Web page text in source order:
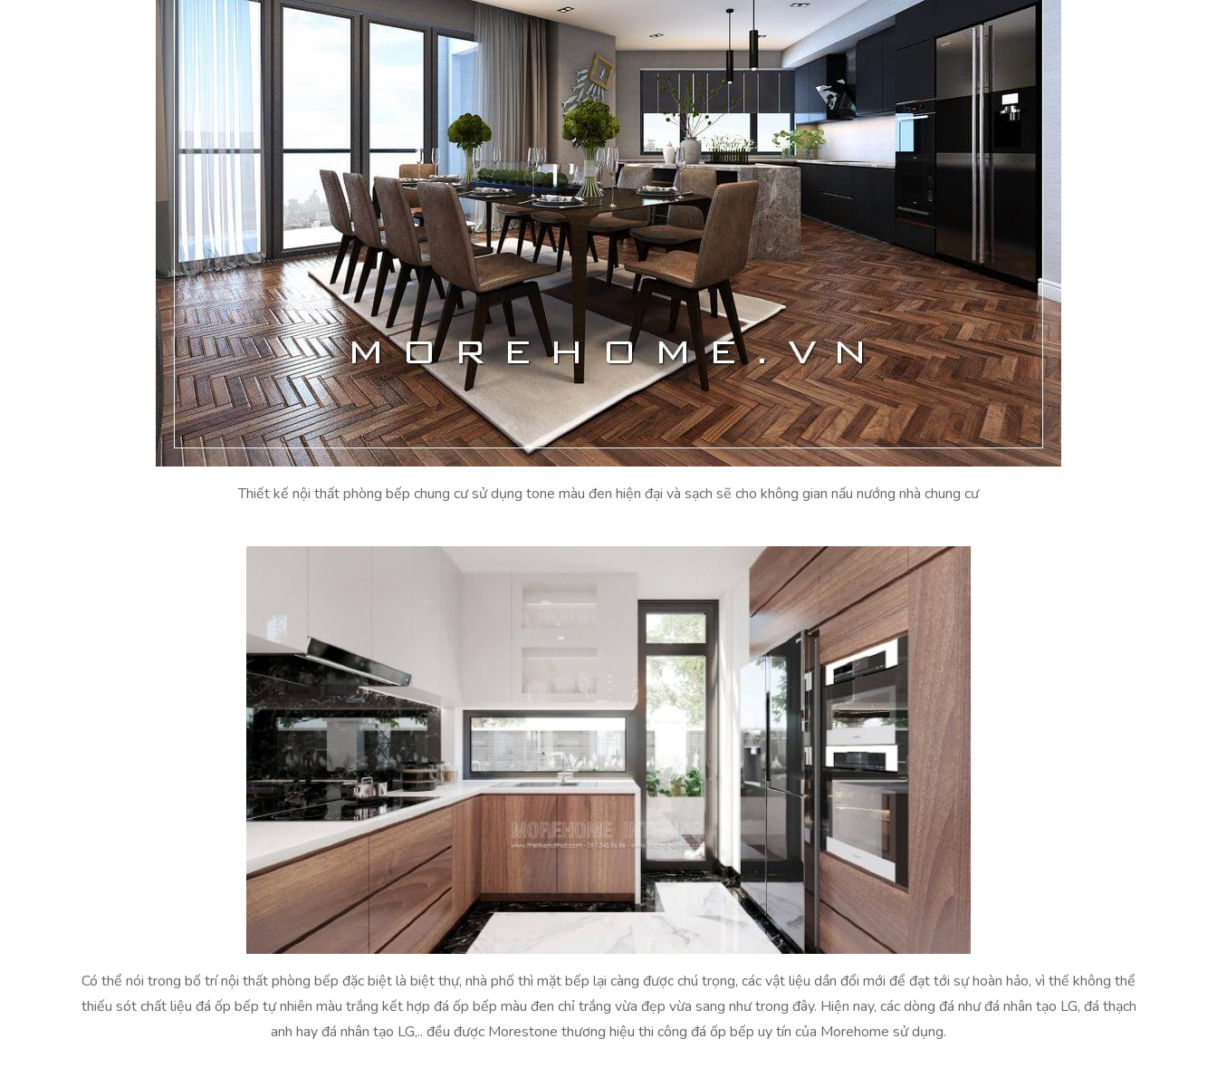
Thiết kế nội thất phòng bếp chung cư sử dụng tone màu đen hiện đại và sạch sẽ cho không gian nấu nướng nhà chung cư
Có thể nói trong bố trí nội thất phòng bếp đặc biệt là biệt thự, nhà phố thì mặt bếp lại càng được chú trọng, các vật liệu dần đổi mới để đạt tới sự hoàn hảo, vì thế không thể
thiếu sót chất liệu đá ốp bếp tự nhiên màu trắng kết hợp đá ốp bếp màu đen chỉ trắng vừa đẹp vừa sang như trong đây. Hiện nay, các dòng đá như đá nhân tạo LG, đá thạch
anh hay đá nhân tạo LG,.. đều được Morestone thương hiệu thi công đá ốp bếp uy tín của Morehome sử dụng.